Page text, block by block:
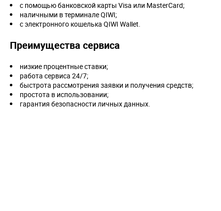
с помощью банковской карты Visa или MasterCard;
наличными в терминале QIWI;
с электронного кошелька QIWI Wallet.
Преимущества сервиса
низкие процентные ставки;
работа сервиса 24/7;
быстрота рассмотрения заявки и получения средств;
простота в использовании;
гарантия безопасности личных данных.